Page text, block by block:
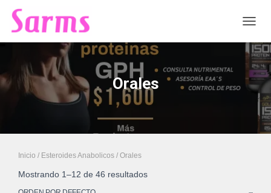
Orales
Inicio / Esteroides Anabolicos / Orales
Mostrando 1–12 de 46 resultados